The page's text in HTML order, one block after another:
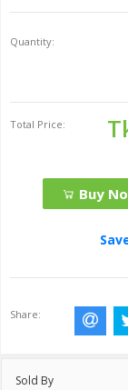
Quantity:
Total Price:
Buy
Share:
Sold By